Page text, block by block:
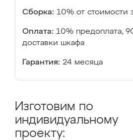
Сборка: 10% от стоимости
Оплата: 10% предоплата,
доставки шкафа
Гарантия: 24 месяца
Изготовим по
индивидуальному
проекту: